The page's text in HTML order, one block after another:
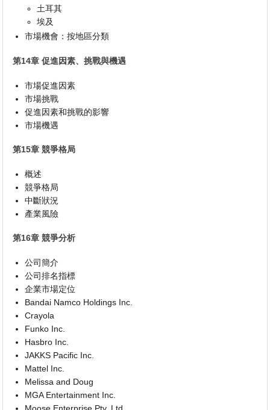
土耳其
埃及
市場機會：按地區分類
第14章 促進因素、挑戰與機遇
市場促進因素
市場挑戰
促進因素和挑戰的影響
市場機遇
第15章 競爭格局
概述
競爭格局
中斷狀況
產業風險
第16章 競爭分析
公司簡介
公司排名指標
企業市場定位
Bandai Namco Holdings Inc.
Crayola
Funko Inc.
Hasbro Inc.
JAKKS Pacific Inc.
Mattel Inc.
Melissa and Doug
MGA Entertainment Inc.